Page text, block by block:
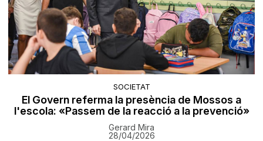
SOCIETAT
El Govern referma la presència de Mossos a
l'escola: «Passem de la reacció a la prevenció»
Gerard Mira
28/04/2026